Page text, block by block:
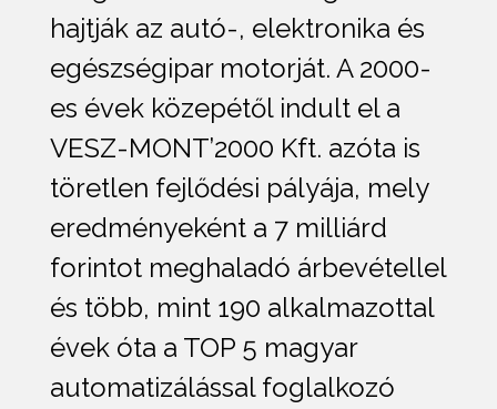
hajtják az autó-, elektronika és
egészségipar motorját. A 2000-
es évek közepétől indult el a
VESZ-MONT’2000 Kft. azóta is
töretlen fejlődési pályája, mely
eredményeként a 7 milliárd
forintot meghaladó árbevétellel
és több, mint 190 alkalmazottal
évek óta a TOP 5 magyar
automatizálással foglalkozó